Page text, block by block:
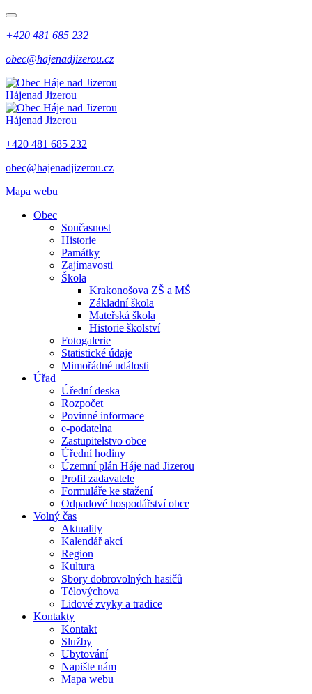
+420 481 685 232
obec@hajenadjizerou.cz
Hájenad Jizerou
Hájenad Jizerou
+420 481 685 232
obec@hajenadjizerou.cz
Mapa webu
Obec
Současnost
Historie
Památky
Zajímavosti
Škola
Krakonošova ZŠ a MŠ
Základní škola
Mateřská škola
Historie školství
Fotogalerie
Statistické údaje
Mimořádné události
Úřad
Úřední deska
Rozpočet
Povinné informace
e-podatelna
Zastupitelstvo obce
Úřední hodiny
Územní plán Háje nad Jizerou
Profil zadavatele
Formuláře ke stažení
Odpadové hospodářství obce
Volný čas
Aktuality
Kalendář akcí
Region
Kultura
Sbory dobrovolných hasičů
Tělovýchova
Lidové zvyky a tradice
Kontakty
Kontakt
Služby
Ubytování
Napište nám
Mapa webu